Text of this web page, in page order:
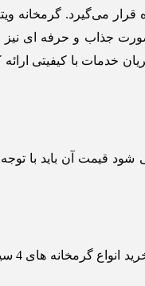
جذاب و حرفه ‌ای نیز
به مشتریان خدمات با کیفیتی
ساخته می شود قیمت آن باید با
خرید این دستگاه برای تمامی